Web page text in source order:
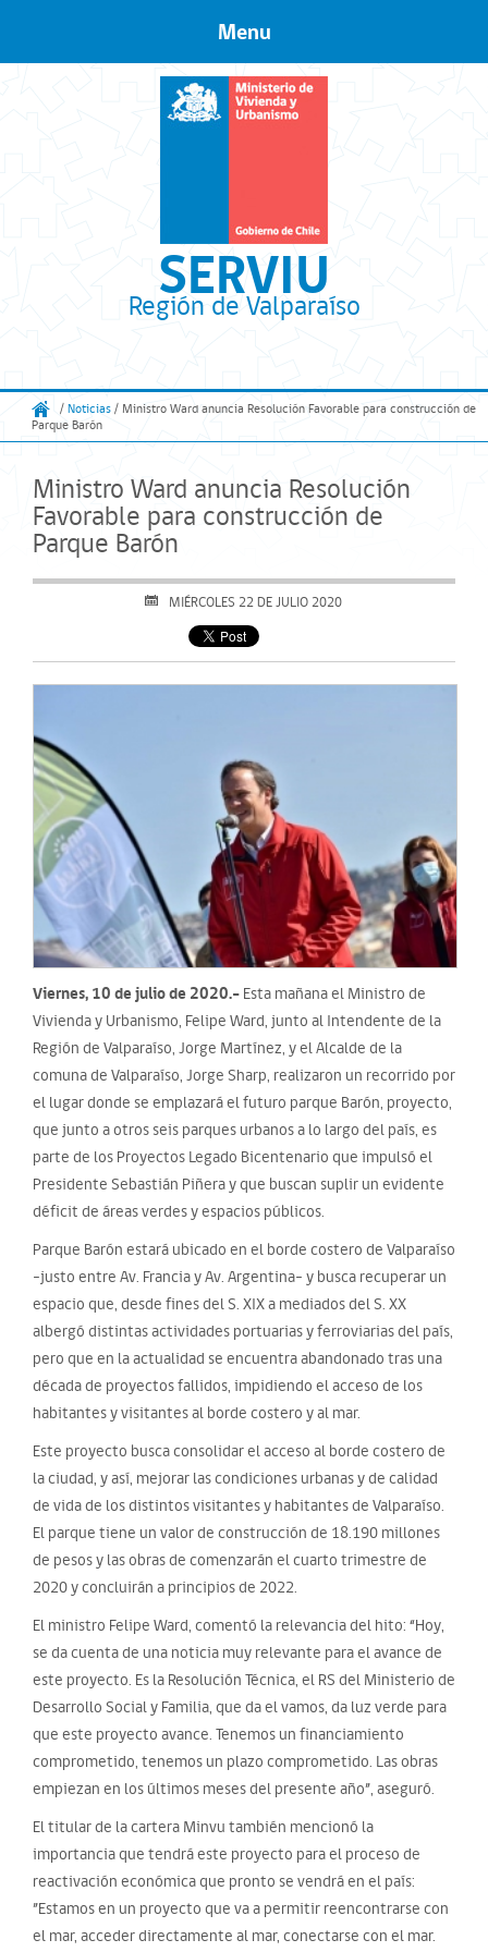
SERVIU
Región de Valparaíso
Menu
/ Noticias / Ministro Ward anuncia Resolución Favorable para construcción de
Parque Barón
Ministro Ward anuncia Resolución
Favorable para construcción de
Parque Barón
MIÉRCOLES 22 DE JULIO 2020
Viernes, 10 de julio de 2020.- Esta mañana el Ministro de
Vivienda y Urbanismo, Felipe Ward, junto al Intendente de la
Región de Valparaíso, Jorge Martínez, y el Alcalde de la
comuna de Valparaíso, Jorge Sharp, realizaron un recorrido por
el lugar donde se emplazará el futuro parque Barón, proyecto,
que junto a otros seis parques urbanos a lo largo del país, es
parte de los Proyectos Legado Bicentenario que impulsó el
Presidente Sebastián Piñera y que buscan suplir un evidente
déficit de áreas verdes y espacios públicos.
Parque Barón estará ubicado en el borde costero de Valparaíso
-justo entre Av. Francia y Av. Argentina- y busca recuperar un
espacio que, desde fines del S. XIX a mediados del S. XX
albergó distintas actividades portuarias y ferroviarias del país,
pero que en la actualidad se encuentra abandonado tras una
década de proyectos fallidos, impidiendo el acceso de los
habitantes y visitantes al borde costero y al mar.
Este proyecto busca consolidar el acceso al borde costero de
la ciudad, y así, mejorar las condiciones urbanas y de calidad
de vida de los distintos visitantes y habitantes de Valparaíso.
El parque tiene un valor de construcción de 18.190 millones
de pesos y las obras de comenzarán el cuarto trimestre de
2020 y concluirán a principios de 2022.
El ministro Felipe Ward, comentó la relevancia del hito: “Hoy,
se da cuenta de una noticia muy relevante para el avance de
este proyecto. Es la Resolución Técnica, el RS del Ministerio de
Desarrollo Social y Familia, que da el vamos, da luz verde para
que este proyecto avance. Tenemos un financiamiento
comprometido, tenemos un plazo comprometido. Las obras
empiezan en los últimos meses del presente año”, aseguró.
El titular de la cartera Minvu también mencionó la
importancia que tendrá este proyecto para el proceso de
reactivación económica que pronto se vendrá en el país:
”Estamos en un proyecto que va a permitir reencontrarse con
el mar, acceder directamente al mar, conectarse con el mar.